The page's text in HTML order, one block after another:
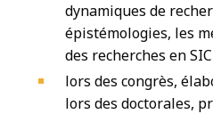
dynamiques de
épistémologies, les
des recherches en SIC
lors des congrès,
lors des doctorales,